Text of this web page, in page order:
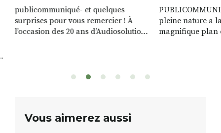
publicommuniqué- et quelques
surprises pour vous remercier ! À
l’occasion des 20 ans d’Audiosolution,
sont à gagner, sélectionnés auprès
12h à […]
pleine nature a
magnifique plan
Vous aimerez aussi